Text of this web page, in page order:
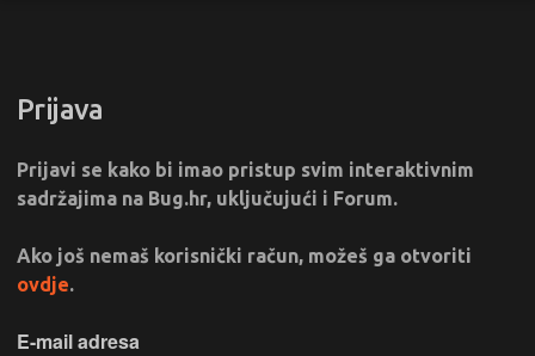
Prijava
Prijavi se kako bi imao pristup svim interaktivnim
sadržajima na Bug.hr, uključujući i Forum.
Ako još nemaš korisnički račun, možeš ga otvoriti
ovdje.
E-mail adresa